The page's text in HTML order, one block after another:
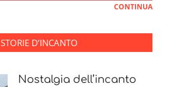
CONTINUA
STORIE D’INCANTO
Nostalgia dell’incanto